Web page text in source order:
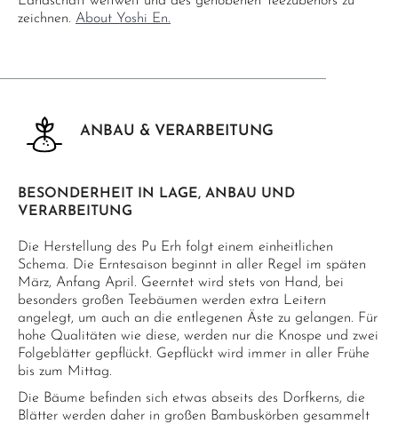
zeichnen. About Yoshi En.
ANBAU & VERARBEITUNG
BESONDERHEIT IN LAGE, ANBAU UND
VERARBEITUNG
Die Herstellung des Pu Erh folgt einem einheitlichen
Schema. Die Erntesaison beginnt in aller Regel im späten
März, Anfang April. Geerntet wird stets von Hand, bei
besonders großen Teebäumen werden extra Leitern
angelegt, um auch an die entlegenen Äste zu gelangen. Für
hohe Qualitäten wie diese, werden nur die Knospe und zwei
Folgeblätter gepflückt. Gepflückt wird immer in aller Frühe
bis zum Mittag.
Die Bäume befinden sich etwas abseits des Dorfkerns, die
Blätter werden daher in großen Bambuskörben gesammelt